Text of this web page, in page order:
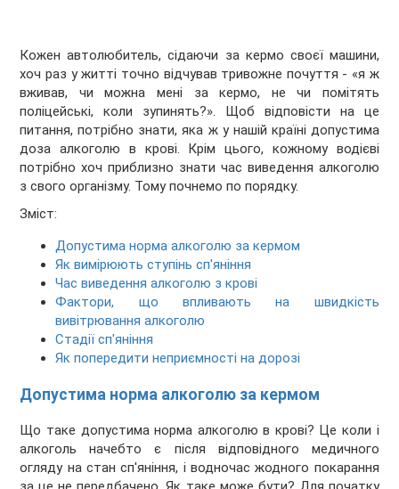
Кожен автолюбитель, сідаючи за кермо своєї машини,
хоч раз у житті точно відчував тривожне почуття - «я ж
вживав, чи можна мені за кермо, не чи помітять
поліцейські, коли зупинять?». Щоб відповісти на це
питання, потрібно знати, яка ж у нашій країні допустима
доза алкоголю в крові. Крім цього, кожному водієві
потрібно хоч приблизно знати час виведення алкоголю
з свого організму. Тому почнемо по порядку.
Зміст:
Допустима норма алкоголю за кермом
Як вимірюють ступінь сп'яніння
Час виведення алкоголю з крові
Фактори, що впливають на швидкість
вивітрювання алкоголю
Cтадії сп'яніння
Як попередити неприємності на дорозі
Допустима норма алкоголю за кермом
Що таке допустима норма алкоголю в крові? Це коли і
алкоголь начебто є після відповідного медичного
огляду на стан сп'яніння, і водночас жодного покарання